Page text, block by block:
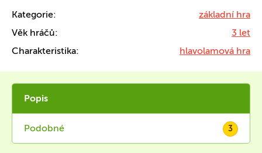
Kategorie:
základní hra
Věk hráčů:
3 let
Charakteristika:
hlavolamová hra
Popis
Podobné 3